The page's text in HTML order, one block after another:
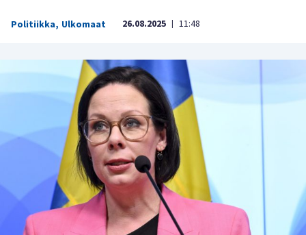
Politiikka, Ulkomaat 26.08.2025 | 11:48